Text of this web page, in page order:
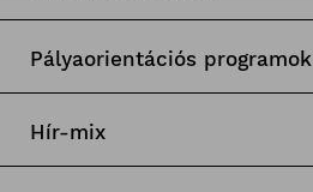
Pályaorientációs programok
Hír-mix